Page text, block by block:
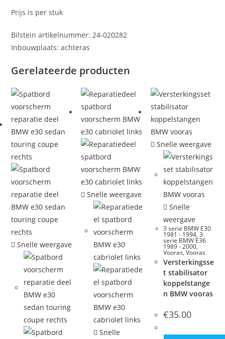
Prijs is per stuk
Bilstein artikelnummer: 24-020282
Inbouwplaats: achteras
Gerelateerde producten
Snelle weergave
Snelle weergave
Snelle
Snelle weergave
Snelle
weergave
3 serie BMW E30
1981 - 1994, 3
serie BMW E36
1989 - 2000,
Vooras, Vooras
Versterkingsse
t stabilisator
koppelstange
n BMW vooras
€35.00